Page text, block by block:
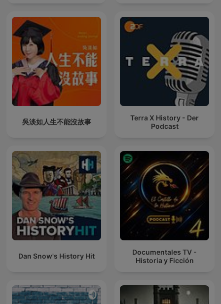
吳淡如人生不能沒故事
Terra X History - Der
Podcast
Dan Snow's History Hit
Documentales TV -
Historia y Ficción